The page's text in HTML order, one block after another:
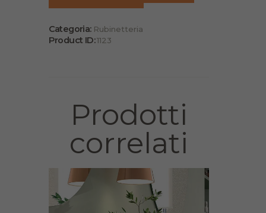
Categoria: Rubinetteria
Product ID:1123
Prodotti
correlati